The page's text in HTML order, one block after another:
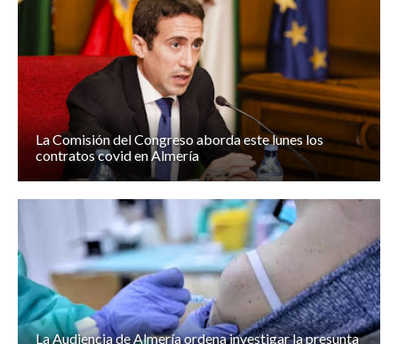
La Comisión del Congreso aborda este lunes los
contratos covid en Almería
La Audiencia de Almería ordena investigar la presunta